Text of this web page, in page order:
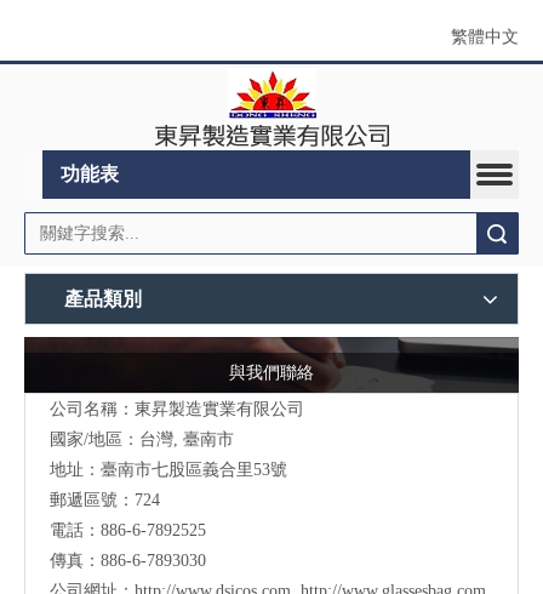
繁體中文
功能表
產品類別
與我們聯絡
公司名稱：東昇製造實業有限公司
國家/地區：台灣, 臺南市
地址： 臺南市七股區義合里53號
郵遞區號：724
電話：886-6-7892525
傳真：886-6-7893030